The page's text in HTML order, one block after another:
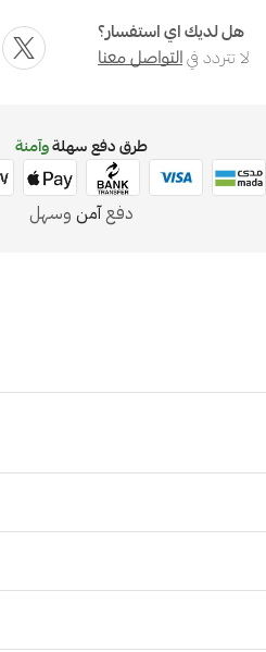
هل لديك اي استفسار؟
لا تتردد فيالتواصل معنا
طرق دفع سهلةوآمنة
دفعآمنوسهل